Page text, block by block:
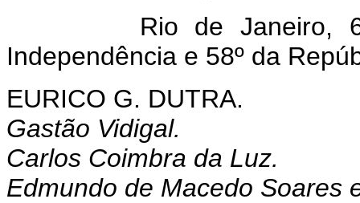
Rio de Janeiro, 6
Independência e 58º da
EURICO G. DUTRA.
Gastão Vidigal.
Carlos Coimbra da Luz.
Edmundo de Macedo Soares